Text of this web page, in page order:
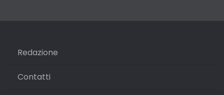
Redazione
Contatti